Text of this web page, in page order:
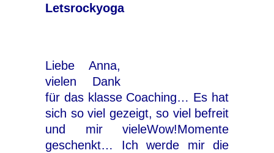
Letsrockyoga
Liebe Anna,
vielen Dank
für das klasse Coaching… Es hat
sich so viel gezeigt, so viel befreit
und mir vieleWow!Momente
geschenkt… Ich werde mir die